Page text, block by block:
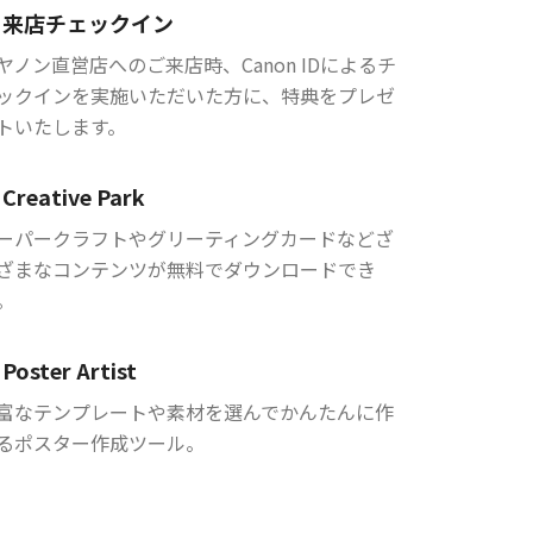
来店チェックイン
ノン直営店へのご来店時、Canon IDによるチ
クインを実施いただいた方に、特典をプレゼ
いたします。
Creative Park
パークラフトやグリーティングカードなどざ
まなコンテンツが無料でダウンロードでき
Poster Artist
なテンプレートや素材を選んでかんたんに作
ポスター作成ツール。